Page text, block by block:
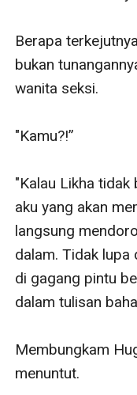
Berapa
bukan
wanita seksi.
"Kamu?!”
"Kalau Likha tidak
aku yang akan
langsung
dalam. Tidak lupa
di gagang pintu
dalam tulisan
Membungkam
menuntut.